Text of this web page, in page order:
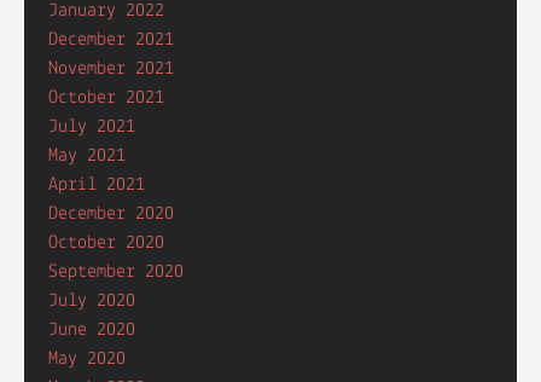
January 2022
December 2021
November 2021
October 2021
July 2021
May 2021
April 2021
December 2020
October 2020
September 2020
July 2020
June 2020
May 2020